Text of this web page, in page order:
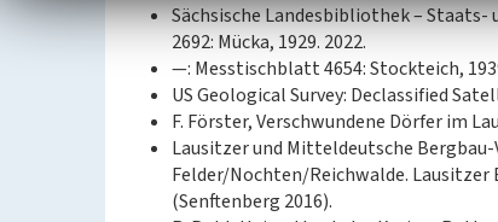
Sächsische Landesbibliothek –
2692: Mücka, 1929. 2022.
—: Messtischblatt 4654: Stockteich,
US Geological Survey: Declassified
F. Förster, Verschwundene Dörfer im
Lausitzer und Mitteldeutsche
Felder/Nochten/Reichwalde. Lausitzer
(Senftenberg 2016).